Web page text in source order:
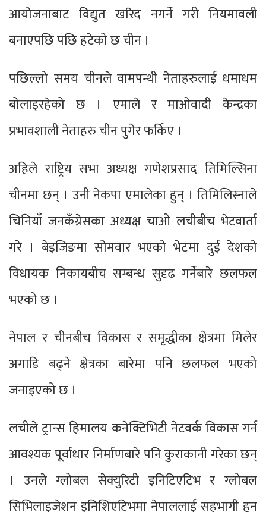
आयोजनाबाट विद्युत खरिद नगर्ने गरी नियमावली
बनाएपछि पछि हटेको छ चीन ।
पछिल्लो समय चीनले वामपन्थी नेताहरुलाई धमाधम
बोलाइरहेको छ । एमाले र माओवादी केन्द्रका
प्रभावशाली नेताहरु चीन पुगेर फर्किए ।
अहिले राष्ट्रिय सभा अध्यक्ष गणेशप्रसाद तिमिल्सिना
चीनमा छन् । उनी नेकपा एमालेका हुन् । तिमिलिस्नाले
चिनियाँ जनकँग्रेसका अध्यक्ष चाओ लचीबीच भेटवार्ता
गरे । बेइजिङमा सोमवार भएको भेटमा दुई देशको
विधायक निकायबीच सम्बन्ध सुदृढ गर्नेबारे छलफल
भएको छ ।
नेपाल र चीनबीच विकास र समृद्धीका क्षेत्रमा मिलेर
अगाडि बढ्ने क्षेत्रका बारेमा पनि छलफल भएको
जनाइएको छ ।
लचीले ट्रान्स हिमालय कनेक्टिभिटी नेटवर्क विकास गर्न
आवश्यक पूर्वाधार निर्माणबारे पनि कुराकानी गरेका छन्
। उनले ग्लोबल सेक्युरिटी इनिटिएटिभ र ग्लोबल
सिभिलाइजेशन इनिशिएटिभमा नेपाललाई सहभागी हुन